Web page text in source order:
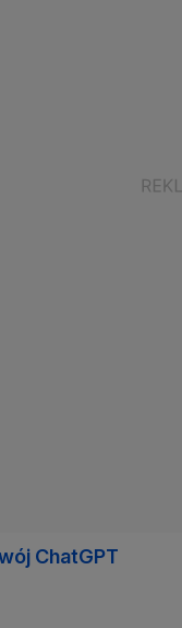
ChatGPT